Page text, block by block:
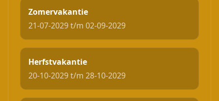
Zomervakantie
21-07-2029 t/m 02-09-2029
Herfstvakantie
20-10-2029 t/m 28-10-2029